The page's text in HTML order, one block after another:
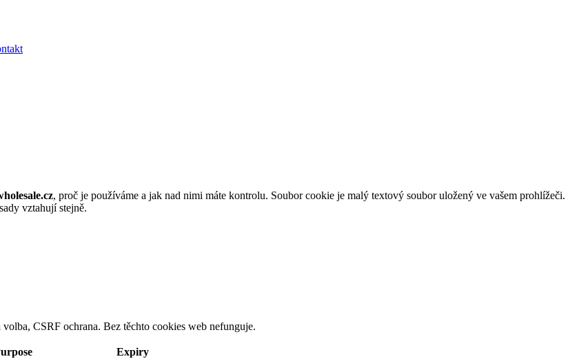
, proč je používáme a jak nad nimi máte kontrolu. Soubor cookie je malý textový soubor uložený ve vašem prohlížeči.
vztahují stejně.
CSRF ochrana. Bez těchto cookies web nefunguje.
Expiry